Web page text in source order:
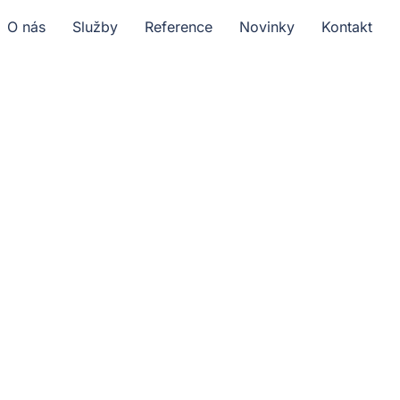
O nás Služby Reference Novinky Kontakt